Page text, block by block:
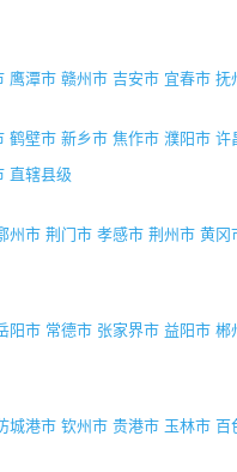
鹰潭市 赣州市 吉安市 宜春市 抚
鹤壁市 新乡市 焦作市 濮阳市 许
直辖县级
州市 荆门市 孝感市 荆州市 黄冈
阳市 常德市 张家界市 益阳市 郴
城港市 钦州市 贵港市 玉林市 百